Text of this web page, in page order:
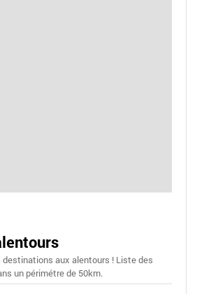
destinations aux alentours ! Liste des
un périmétre de 50km.